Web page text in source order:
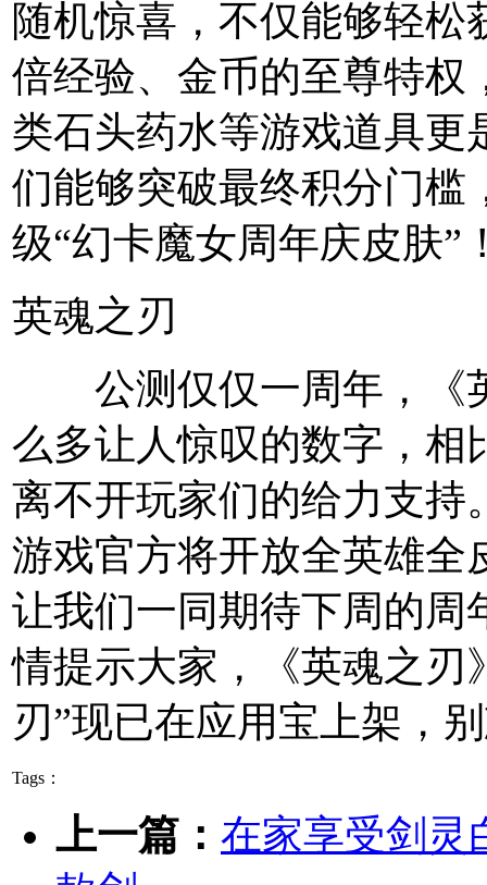
随机惊喜，不仅能够轻松
倍经验、金币的至尊特权
类石头药水等游戏道具更
们能够突破最终积分门槛
级“幻卡魔女周年庆皮肤”
英魂之刃
公测仅仅一周年，《
么多让人惊叹的数字，相
离不开玩家们的给力支持
游戏官方将开放全英雄全
让我们一同期待下周的周
情提示大家，《英魂之刃
刃”现已在应用宝上架，
Tags：
上一篇： 在家享受剑灵